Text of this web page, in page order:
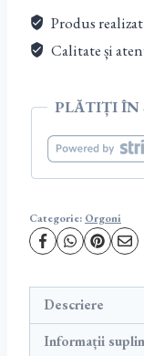
Acvamarin
#2
Produs
Calitate și
PLĂTIȚI ÎN
Categorie: Orgoni
Descriere
Informații